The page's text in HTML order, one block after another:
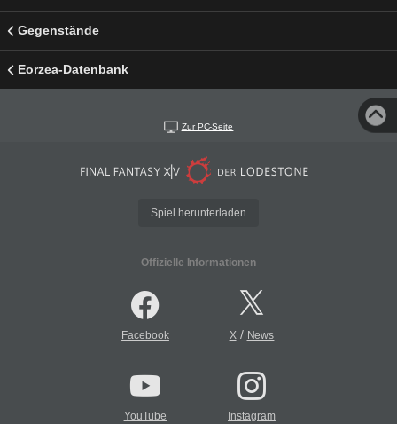
Gegenstände
Eorzea-Datenbank
Zur PC-Seite
Spiel herunterladen
Offizielle Informationen
Facebook X/ News
YouTube Instagram